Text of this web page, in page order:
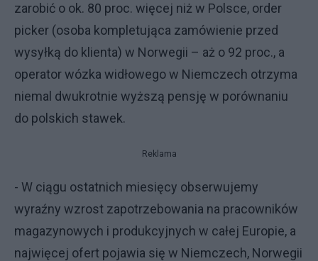
zarobić o ok. 80 proc. więcej niż w Polsce, order
picker (osoba kompletująca zamówienie przed
wysyłką do klienta) w Norwegii – aż o 92 proc., a
operator wózka widłowego w Niemczech otrzyma
niemal dwukrotnie wyższą pensję w porównaniu
do polskich stawek.
Reklama
- W ciągu ostatnich miesięcy obserwujemy
wyraźny wzrost zapotrzebowania na pracowników
magazynowych i produkcyjnych w całej Europie, a
najwięcej ofert pojawia się w Niemczech, Norwegii